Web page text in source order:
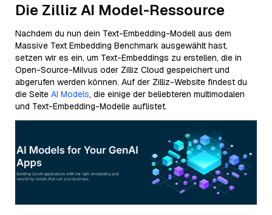
Die Zilliz AI Model-Ressource
Nachdem du nun dein Text-Embedding-Modell aus dem
Massive Text Embedding Benchmark ausgewählt hast,
setzen wir es ein, um Text-Embeddings zu erstellen, die in
Open-Source-Milvus oder Zilliz Cloud gespeichert und
abgerufen werden können. Auf der Zilliz-Website findest du
die Seite AI Models, die einige der beliebteren multimodalen
und Text-Embedding-Modelle auflistet.